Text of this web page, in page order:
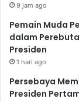
9 jam ago
Pemain Muda
dalam
Presiden
1 hari ago
Persebaya
Presiden